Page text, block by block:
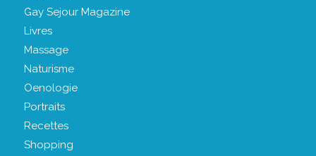
Gay Sejour Magazine
Livres
Massage
Naturisme
Oenologie
Portraits
Recettes
Shopping